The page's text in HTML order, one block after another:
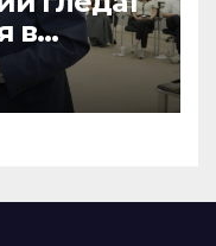
в